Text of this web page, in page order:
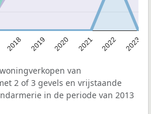
2018 2019 2020 2021 2022 2023
van
2 of 3 gevels en vrijstaande
in de periode van 2013